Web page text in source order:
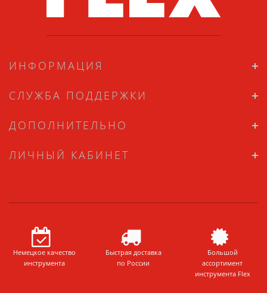
ИНФОРМАЦИЯ
СЛУЖБА ПОДДЕРЖКИ
ДОПОЛНИТЕЛЬНО
ЛИЧНЫЙ КАБИНЕТ
Немецкое качество
инструмента
Быстрая доставка
по России
Большой
ассортимент
инструмента Flex